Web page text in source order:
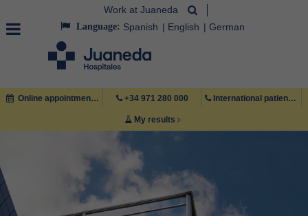
Work at Juaneda
Language: Spanish English German
Online appointment +34 971 280 000 International patient +34 971 222 222
My results